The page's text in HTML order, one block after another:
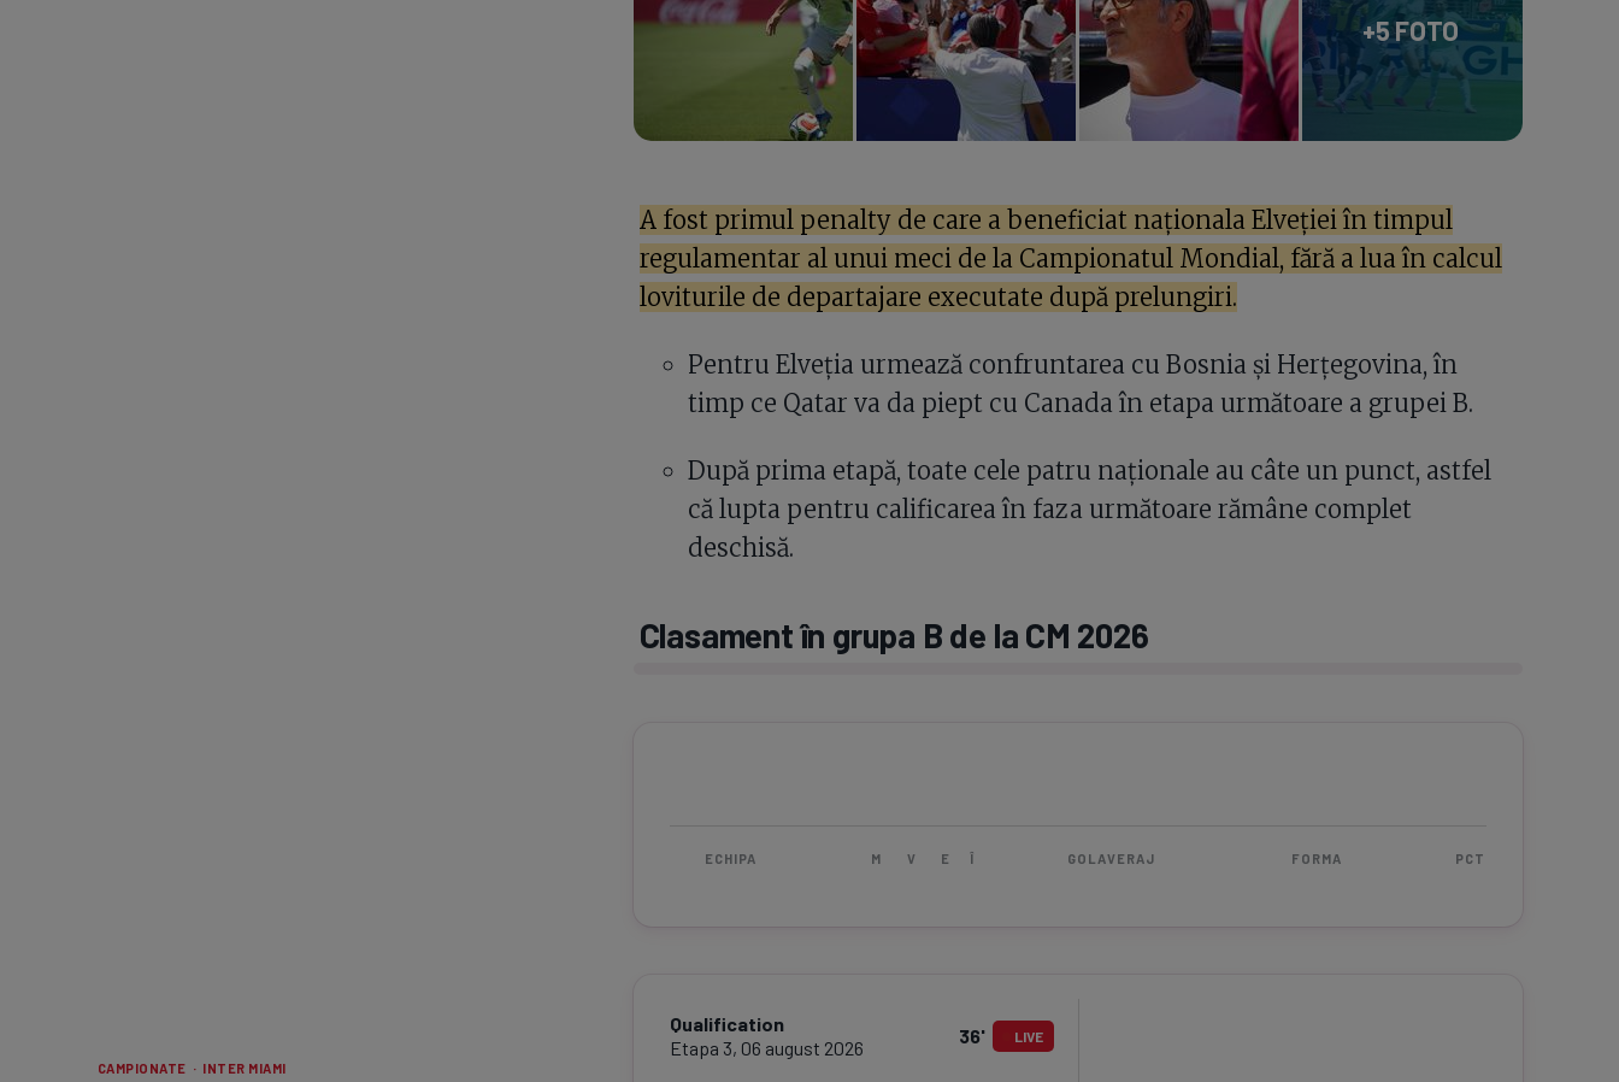
CAMPIONATE · INTER MIAMI
+5 FOTO
A fost primul penalty de care a beneficiat naționala Elveției în timpul
regulamentar al unui meci de la Campionatul Mondial, fără a lua în calcul
loviturile de departajare executate după prelungiri.
Pentru Elveția urmează confruntarea cu Bosnia și Herțegovina, în
timp ce Qatar va da piept cu Canada în etapa următoare a grupei B.
După prima etapă, toate cele patru naționale au câte un punct, astfel
că lupta pentru calificarea în faza următoare rămâne complet
deschisă.
Clasament în grupa B de la CM 2026
ECHIPA M V E Î GOLAVERAJ FORMA PCT
Qualification
Etapa 3, 06 august 2026
36' LIVE